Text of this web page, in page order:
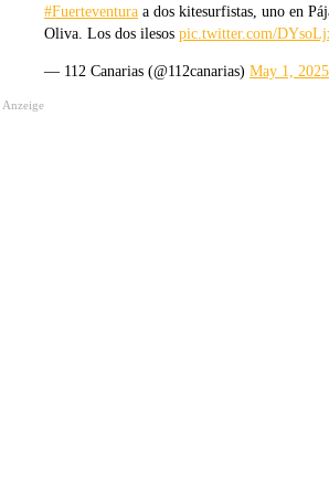
#Fuerteventura a dos kitesurfistas, uno en
Oliva. Los dos ilesos pic.twitter.com/
— 112 Canarias (@112canarias) May 1, 2025
Anzeige